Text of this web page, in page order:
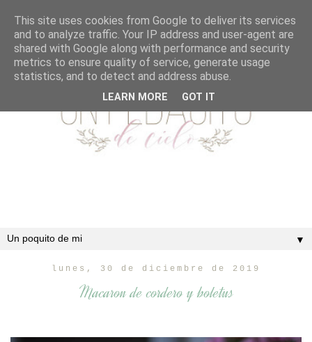
▼
lunes, 30 de diciembre de 2019
Macaron de cordero y boletus
This site uses cookies from Google to deliver its services
and to analyze traffic. Your IP address and user-agent are
shared with Google along with performance and security
metrics to ensure quality of service, generate usage
statistics, and to detect and address abuse.
LEARN MORE GOT IT